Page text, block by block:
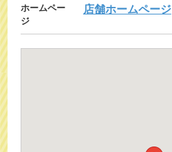
ホームペー
ジ
店舗ホームページ